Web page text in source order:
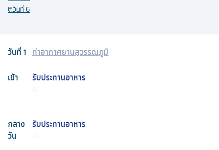
วันที่1 ท่าอากาศยานสุวรรณภูมิ
เช้า
รับประทานอาหาร
กลาง
วัน
รับประทานอาหาร
วันที่ 6